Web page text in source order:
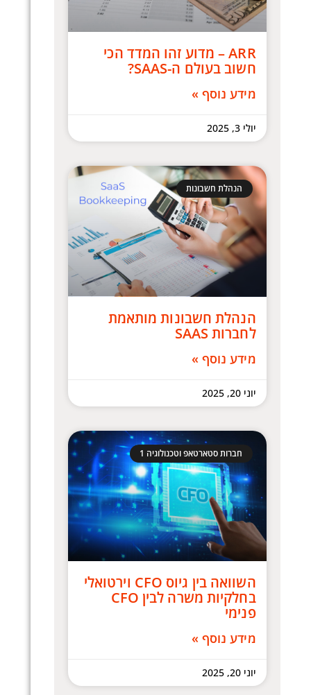
ARR – מדוע זהו המדד הכי
חשוב בעולם ה-SAAS?
מידע נוסף »
יולי 3, 2025
הנהלת חשבונות
הנהלת חשבונות מותאמת
לחברות SAAS
מידע נוסף »
יוני 20, 2025
חברות סטארטאפ וטכנולוגיה 1
השוואה בין גיוס CFO וירטואלי
בחלקיות משרה לבין CFO
פנימי
מידע נוסף »
יוני 20, 2025